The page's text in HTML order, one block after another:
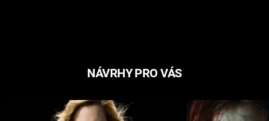
NÁVRHY PRO VÁS